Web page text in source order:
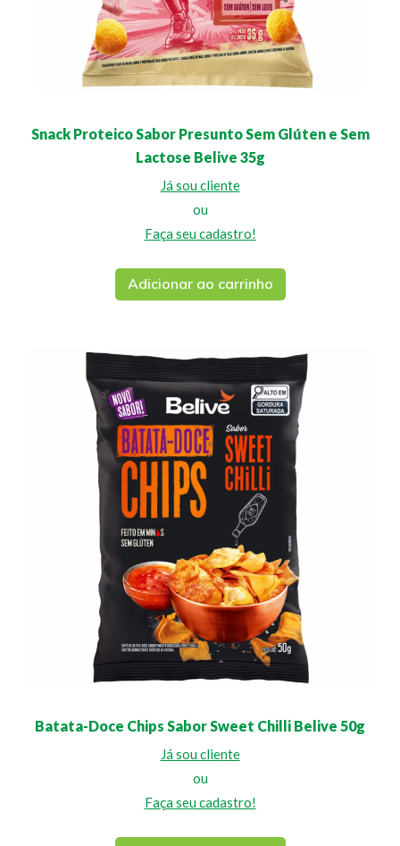
Snack Proteico Sabor Presunto Sem Glúten e Sem
Lactose Belive 35g
Já sou cliente
ou
Faça seu cadastro!
Adicionar ao carrinho
Batata-Doce Chips Sabor Sweet Chilli Belive 50g
Já sou cliente
ou
Faça seu cadastro!